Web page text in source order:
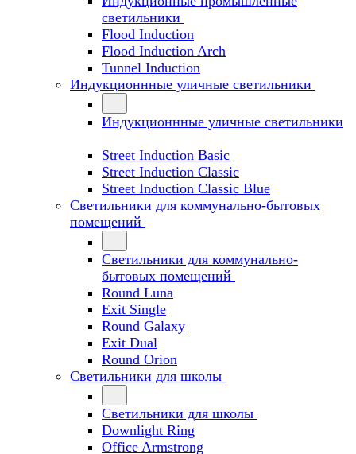
светильники
Flood Induction
Flood Induction Arch
Tunnel Induction
Индукционнные уличные светильники
Индукционнные уличные светильники
Street Induction Basic
Street Induction Classic
Street Induction Classic Blue
Светильники для коммунально-бытовых
помещений
Светильники для коммунально-
бытовых помещений
Round Luna
Exit Single
Round Galaxy
Exit Dual
Round Orion
Светильники для школы
Светильники для школы
Downlight Ring
Office Armstrong